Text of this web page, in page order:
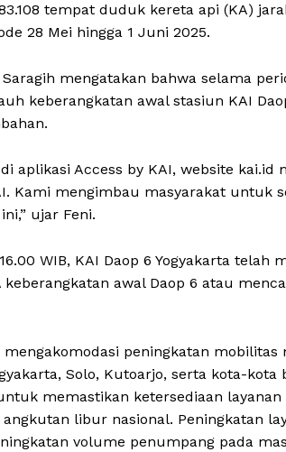
tempat duduk kereta api (KA)
28 Mei hingga 1 Juni 2025.
mengatakan bahwa selama
keberangkatan awal stasiun KAI
aplikasi Access by KAI, website
Kami mengimbau masyarakat untuk
ujar Feni.
WIB, KAI Daop 6 Yogyakarta telah
awal Daop 6 atau
peningkatan mobilitas
Solo, Kutoarjo, serta kota-kota
memastikan ketersediaan
libur nasional. Peningkatan
volume penumpang pada